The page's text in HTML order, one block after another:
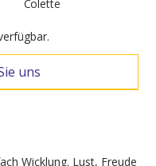
uns
Wicklung. Lust, Freude